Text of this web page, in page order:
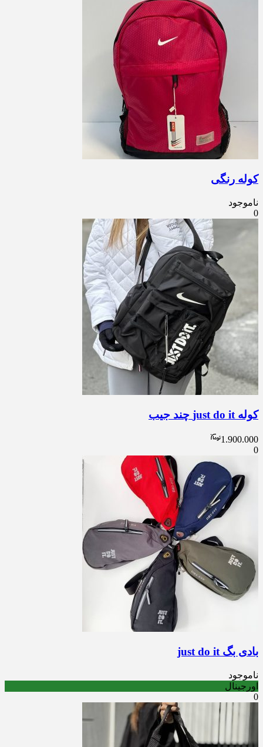
کوله رنگی
ناموجود
0
کوله just do it چند جیب
1.900.000
0
بادی بگ just do it
ناموجود
اورجینال
0